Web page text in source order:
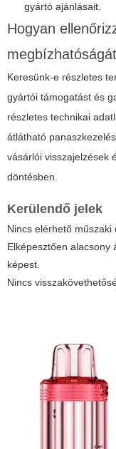
gyártó ajánlásait.
Hogyan
Keresünk-e részletes
gyártói támogatást és
részletes technikai
átlátható
vásárlói visszajelzések
döntésben.
Kerülendő jelek
Nincs elérhető
Elképesztően alacsony
képest.
Nincs